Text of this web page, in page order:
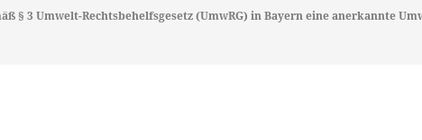
§ 3 Umwelt-Rechtsbehelfsgesetz (UmwRG) in Bayern eine anerkannte